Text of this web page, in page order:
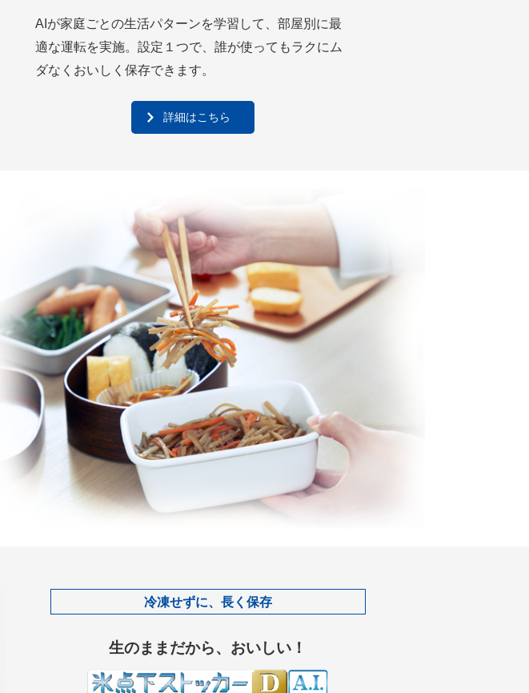
AIが家庭ごとの生活パターンを学習して、部屋別に最
適な運転を実施。設定１つで、誰が使ってもラクにム
ダなくおいしく保存できます。
詳細はこちら
冷凍せずに、長く保存
生のままだから、おいしい！